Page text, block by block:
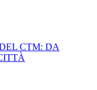
CTM: DA